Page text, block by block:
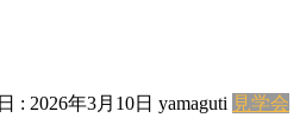
: 2026年3月10日 yamaguti 見学会